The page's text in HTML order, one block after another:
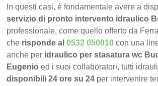
In questi casi, è fondamentale avere a
servizio di pronto intervento idraulico
professionale, come quello offerto da
che risponde al0532 050010 con una
anche per idraulico per stasatura wc
Eugenio ed i suoi collaboratori, tutti
disponibili 24 ore su 24 per intervenire